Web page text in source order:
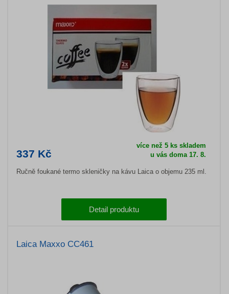
337 Kč
více než 5 ks skladem
u vás doma 17. 8.
Ručně foukané termo skleničky na kávu Laica o objemu 235 ml.
Detail produktu
Laica Maxxo CC461